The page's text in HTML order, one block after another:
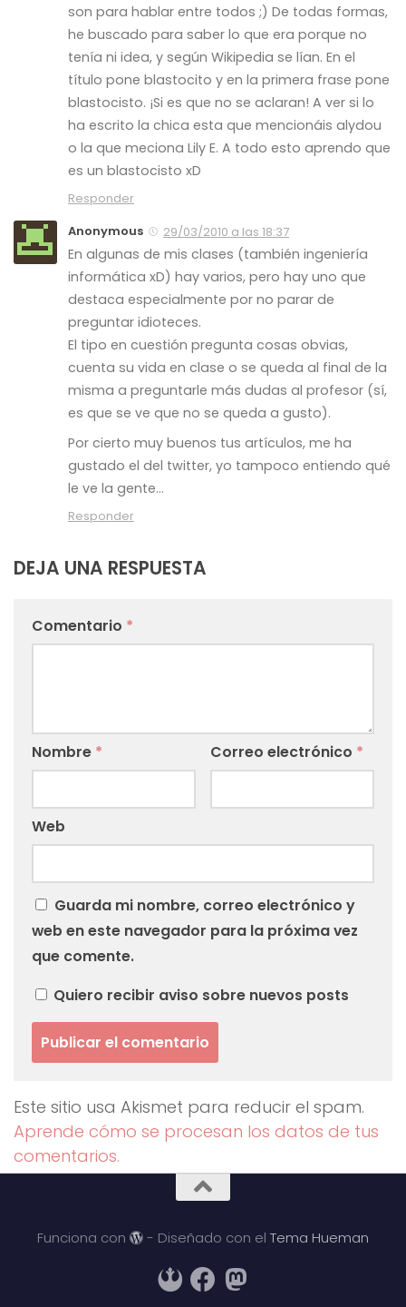
son para hablar entre todos ;) De todas formas,
he buscado para saber lo que era porque no
tenía ni idea, y según Wikipedia se lían. En el
título pone blastocito y en la primera frase pone
blastocisto. ¡Si es que no se aclaran! A ver si lo
ha escrito la chica esta que mencionáis alydou
o la que meciona Lily E. A todo esto aprendo que
es un blastocisto xD
Responder
Anonymous
29/03/2010 a las 18:37
En algunas de mis clases (también ingeniería
informática xD) hay varios, pero hay uno que
destaca especialmente por no parar de
preguntar idioteces.
El tipo en cuestión pregunta cosas obvias,
cuenta su vida en clase o se queda al final de la
misma a preguntarle más dudas al profesor (sí,
es que se ve que no se queda a gusto).
Por cierto muy buenos tus artículos, me ha
gustado el del twitter, yo tampoco entiendo qué
le ve la gente…
Responder
DEJA UNA RESPUESTA
Comentario *
Nombre * Correo electrónico *
Web
Guarda mi nombre, correo electrónico y
web en este navegador para la próxima vez
que comente.
Quiero recibir aviso sobre nuevos posts
Este sitio usa Akismet para reducir el spam.
Aprende cómo se procesan los datos de tus
comentarios.
Funciona con - Diseñado con el Tema Hueman